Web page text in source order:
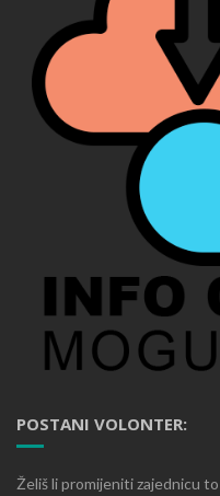
POSTANI VOLONTER:
Želiš li promijeniti zajednicu